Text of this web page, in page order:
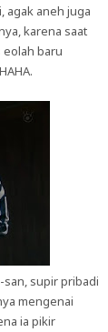
agak aneh juga
karena saat
baru
supir pribadi
mengenai
ia pikir